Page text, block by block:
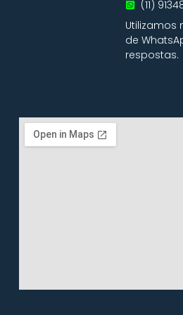
(11)
Utilizamos
de
respostas.